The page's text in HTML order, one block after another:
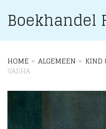
Boekhandel
HOME » ALGEMEEN » KIND
VASHA